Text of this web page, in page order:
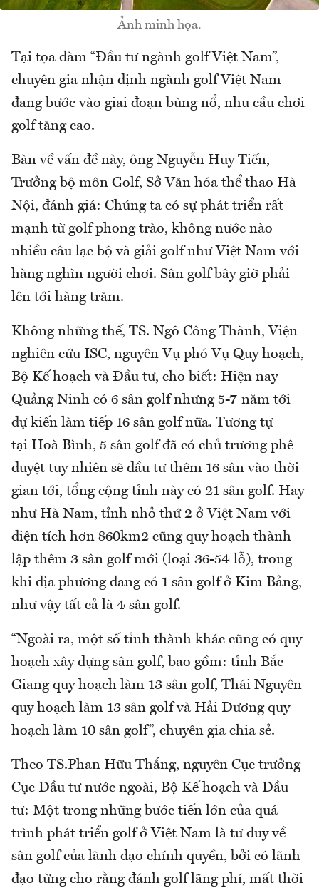
Ảnh minh họa.
Tại tọa đàm “Đầu tư ngành golf Việt Nam”,
chuyên gia nhận định ngành golf Việt Nam
đang bước vào giai đoạn bùng nổ, nhu cầu chơi
golf tăng cao.
Bàn về vấn đề này, ông Nguyễn Huy Tiến,
Trưởng bộ môn Golf, Sở Văn hóa thể thao Hà
Nội, đánh giá: Chúng ta có sự phát triển rất
mạnh từ golf phong trào, không nước nào
nhiều câu lạc bộ và giải golf như Việt Nam với
hàng nghìn người chơi. Sân golf bây giờ phải
lên tới hàng trăm.
Không những thế, TS. Ngô Công Thành, Viện
nghiên cứu ISC, nguyên Vụ phó Vụ Quy hoạch,
Bộ Kế hoạch và Đầu tư, cho biết: Hiện nay
Quảng Ninh có 6 sân golf nhưng 5-7 năm tới
dự kiến làm tiếp 16 sân golf nữa. Tương tự
tại Hoà Bình, 5 sân golf đã có chủ trương phê
duyệt tuy nhiên sẽ đầu tư thêm 16 sân vào thời
gian tới, tổng cộng tỉnh này có 21 sân golf. Hay
như Hà Nam, tỉnh nhỏ thứ 2 ở Việt Nam với
diện tích hơn 860km2 cũng quy hoạch thành
lập thêm 3 sân golf mới (loại 36-54 lỗ), trong
khi địa phương đang có 1 sân golf ở Kim Bảng,
như vậy tất cả là 4 sân golf.
“Ngoài ra, một số tỉnh thành khác cũng có quy
hoạch xây dựng sân golf, bao gồm: tỉnh Bắc
Giang quy hoạch làm 13 sân golf, Thái Nguyên
quy hoạch làm 13 sân golf và Hải Dương quy
hoạch làm 10 sân golf”, chuyên gia chia sẻ.
Theo TS.Phan Hữu Thắng, nguyên Cục trưởng
Cục Đầu tư nước ngoài, Bộ Kế hoạch và Đầu
tư: Một trong những bước tiến lớn của quá
trình phát triển golf ở Việt Nam là tư duy về
sân golf của lãnh đạo chính quyền, bởi có lãnh
đạo từng cho rằng đánh golf lãng phí, mất thời